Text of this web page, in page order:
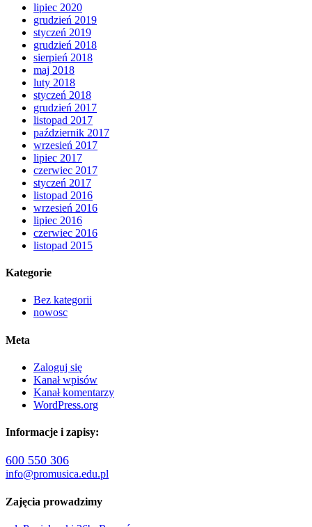
lipiec 2020
grudzień 2019
styczeń 2019
grudzień 2018
sierpień 2018
maj 2018
luty 2018
styczeń 2018
grudzień 2017
listopad 2017
październik 2017
wrzesień 2017
lipiec 2017
czerwiec 2017
styczeń 2017
listopad 2016
wrzesień 2016
lipiec 2016
czerwiec 2016
listopad 2015
Kategorie
Bez kategorii
nowosc
Meta
Zaloguj się
Kanał wpisów
Kanał komentarzy
WordPress.org
Informacje i zapisy:
600 550 306
info@promusica.edu.pl
Zajęcia prowadzimy